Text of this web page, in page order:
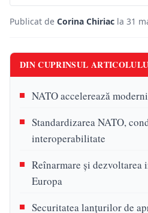
Publicat de Corina Chiriac la 31
DIN CUPRINSUL
NATO accelerează
Standardizarea NATO,
interoperabilitate
Reînarmare și dezvoltarea
Europa
Securitatea lanțurilor de